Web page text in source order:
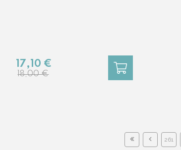
18,00 €
17,10 €
261